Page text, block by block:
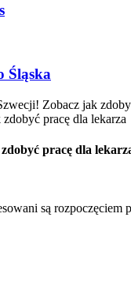
Śląska
Zobacz jak
pracę dla
są